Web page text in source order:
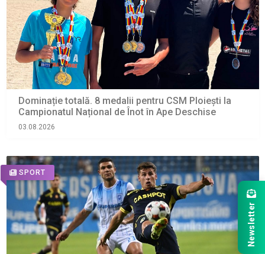
Dominație totală. 8 medalii pentru CSM Ploiești la
Campionatul Național de Înot în Ape Deschise
03.08.2026
SPORT
Newsletter